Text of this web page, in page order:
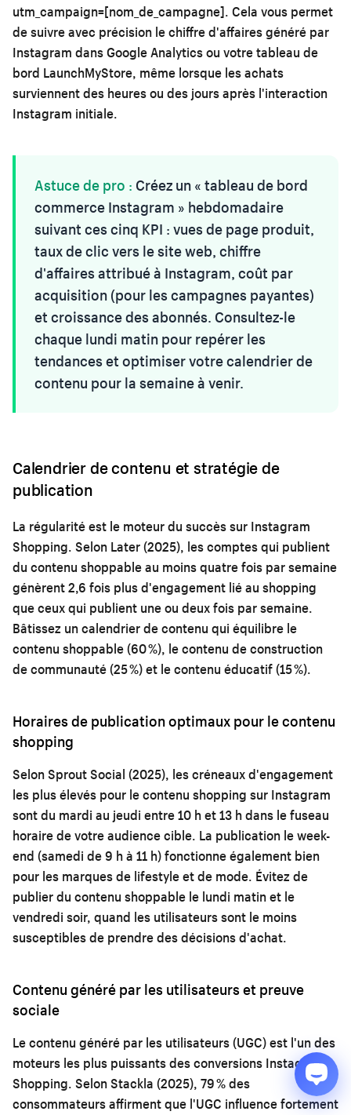
utm_campaign=[nom_de_campagne]. Cela vous permet
de suivre avec précision le chiffre d'affaires généré par
Instagram dans Google Analytics ou votre tableau de
bord LaunchMyStore, même lorsque les achats
surviennent des heures ou des jours après l'interaction
Instagram initiale.
Astuce de pro : Créez un « tableau de bord
commerce Instagram » hebdomadaire
suivant ces cinq KPI : vues de page produit,
taux de clic vers le site web, chiffre
d'affaires attribué à Instagram, coût par
acquisition (pour les campagnes payantes)
et croissance des abonnés. Consultez-le
chaque lundi matin pour repérer les
tendances et optimiser votre calendrier de
contenu pour la semaine à venir.
Calendrier de contenu et stratégie de
publication
La régularité est le moteur du succès sur Instagram
Shopping. Selon Later (2025), les comptes qui publient
du contenu shoppable au moins quatre fois par semaine
génèrent 2,6 fois plus d'engagement lié au shopping
que ceux qui publient une ou deux fois par semaine.
Bâtissez un calendrier de contenu qui équilibre le
contenu shoppable (60 %), le contenu de construction
de communauté (25 %) et le contenu éducatif (15 %).
Horaires de publication optimaux pour le contenu
shopping
Selon Sprout Social (2025), les créneaux d'engagement
les plus élevés pour le contenu shopping sur Instagram
sont du mardi au jeudi entre 10 h et 13 h dans le fuseau
horaire de votre audience cible. La publication le week-
end (samedi de 9 h à 11 h) fonctionne également bien
pour les marques de lifestyle et de mode. Évitez de
publier du contenu shoppable le lundi matin et le
vendredi soir, quand les utilisateurs sont le moins
susceptibles de prendre des décisions d'achat.
Contenu généré par les utilisateurs et preuve
sociale
Le contenu généré par les utilisateurs (UGC) est l'un des
moteurs les plus puissants des conversions Instagram
Shopping. Selon Stackla (2025), 79 % des
consommateurs affirment que l'UGC influence fortement